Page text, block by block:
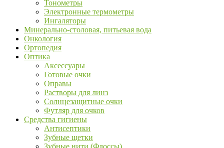
Тонометры
Электронные термометры
Ингаляторы
Минерально-столовая, питьевая вода
Онкология
Ортопедия
Оптика
Аксессуары
Готовые очки
Оправы
Растворы для линз
Солнцезащитные очки
Футляр для очков
Средства гигиены
Антисептики
Зубные щетки